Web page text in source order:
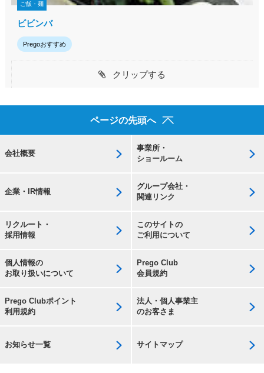
ご飯・麺
ビビンバ
Pregoおすすめ
クリップする
ページの先頭へ
会社概要
事業所・
ショールーム
企業・IR情報
グループ会社・
関連リンク
リクルート・
採用情報
このサイトの
ご利用について
個人情報の
お取り扱いについて
Prego Club
会員規約
Prego Clubポイント
利用規約
法人・個人事業主
のお客さま
お知らせ一覧 サイトマップ